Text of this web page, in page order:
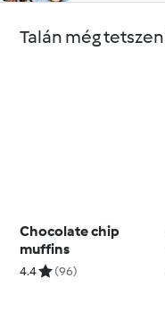
Talán még
Chocolate chip
muffins
4.4 (96)